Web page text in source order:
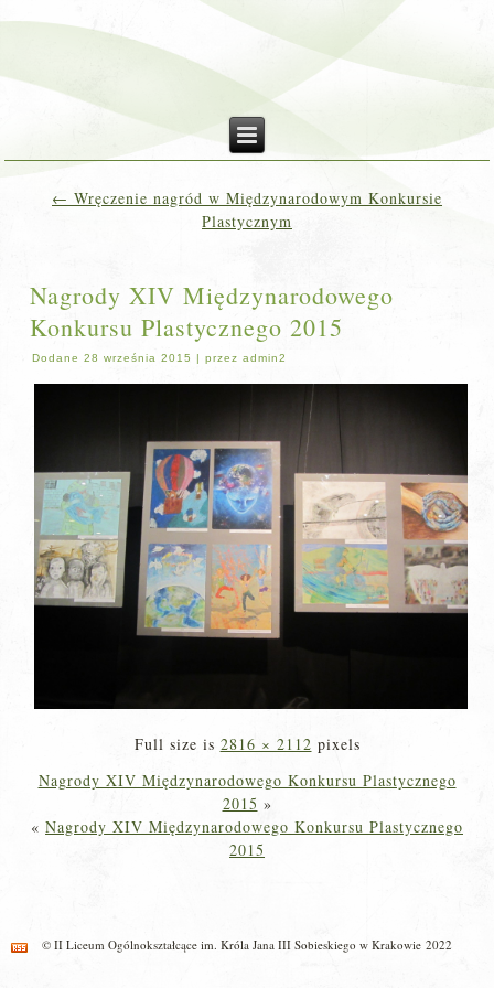
← Wręczenie nagród w Międzynarodowym Konkursie
Plastycznym
Nagrody XIV Międzynarodowego
Konkursu Plastycznego 2015
Dodane 28 września 2015 |przez admin2
Full size is 2816 × 2112 pixels
Nagrody XIV Międzynarodowego Konkursu Plastycznego
2015 »
« Nagrody XIV Międzynarodowego Konkursu Plastycznego
2015
© II Liceum Ogólnokształcące im. Króla Jana III Sobieskiego w Krakowie 2022